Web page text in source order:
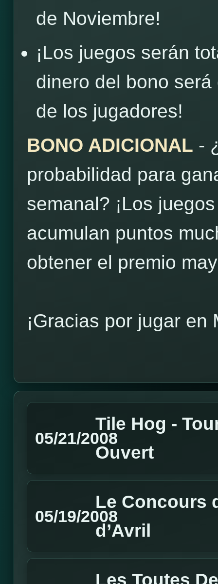
de Noviembre!
¡Los juegos serán
dinero del bono
de los jugadores!
BONO ADICIONAL -
probabilidad para
semanal? ¡Los
acumulan puntos
obtener el premio
¡Gracias por jugar en
05/21/2008
Tile Hog -
Ouvert
05/19/2008
Le Concours
d’Avril
Les Toutes